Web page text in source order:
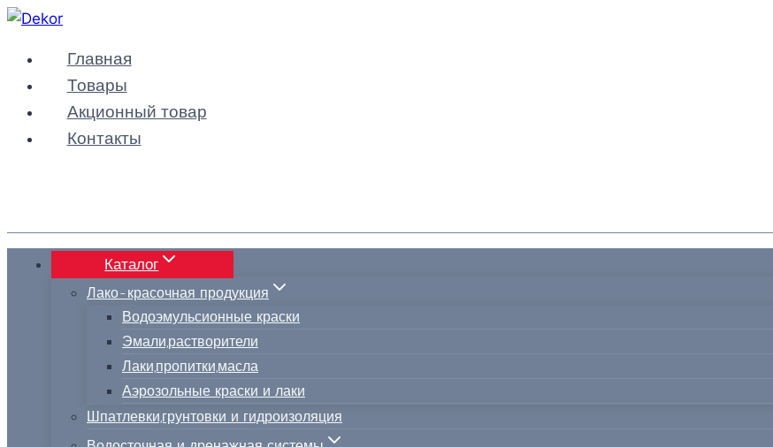
Перейти
содержимому
Главная
Товары
Акционный товар
Контакты
Каталог
Лако-красочная продукция
Водоэмульсионные краски
Эмали,растворители
Лаки,пропитки,масла
Аэрозольные краски и лаки
Шпатлевки,грунтовки и гидроизоляция